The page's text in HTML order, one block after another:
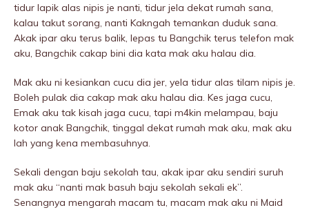
tidur lapik alas nipis je nanti, tidur jela dekat rumah sana,
kalau takut sorang, nanti Kakngah temankan duduk sana.
Akak ipar aku terus balik, lepas tu Bangchik terus telefon mak
aku, Bangchik cakap bini dia kata mak aku halau dia.
Mak aku ni kesiankan cucu dia jer, yela tidur alas tilam nipis je.
Boleh pulak dia cakap mak aku halau dia. Kes jaga cucu,
Emak aku tak kisah jaga cucu, tapi m4kin meIampau, baju
kotor anak Bangchik, tinggal dekat rumah mak aku, mak aku
lah yang kena membasuhnya.
Sekali dengan baju sekolah tau, akak ipar aku sendiri suruh
mak aku “nanti mak basuh baju sekolah sekali ek”.
Senangnya mengarah macam tu, macam mak aku ni Maid